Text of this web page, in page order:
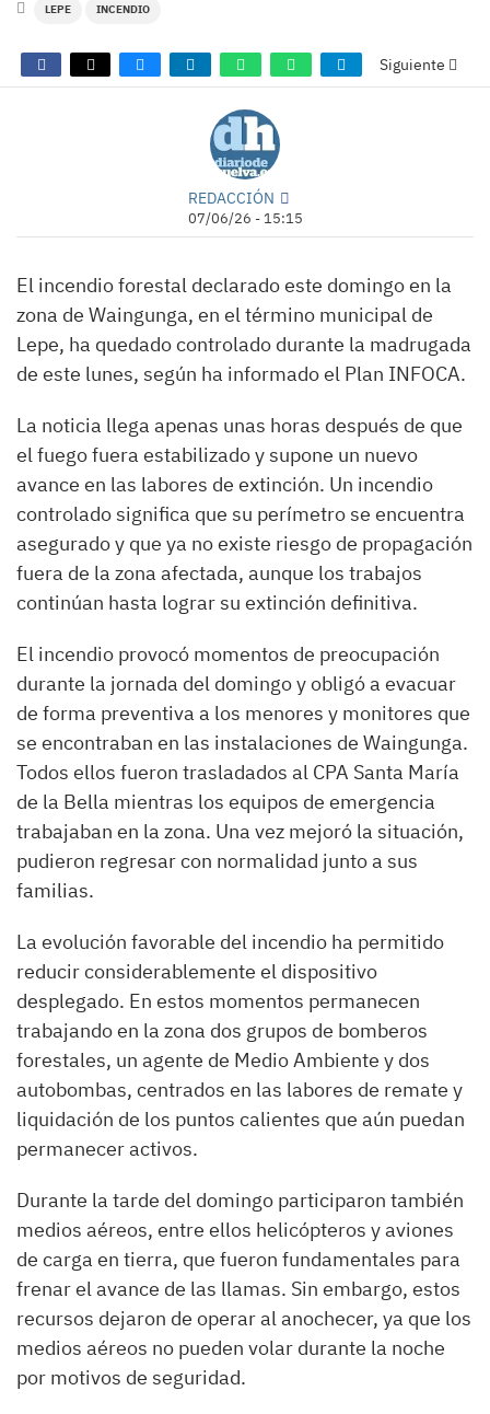
LEPE INCENDIO
Siguiente
REDACCIÓN
07/06/26 - 15:15
El incendio forestal declarado este domingo en la
zona de Waingunga, en el término municipal de
Lepe, ha quedado controlado durante la madrugada
de este lunes, según ha informado el Plan INFOCA.
La noticia llega apenas unas horas después de que
el fuego fuera estabilizado y supone un nuevo
avance en las labores de extinción. Un incendio
controlado significa que su perímetro se encuentra
asegurado y que ya no existe riesgo de propagación
fuera de la zona afectada, aunque los trabajos
continúan hasta lograr su extinción definitiva.
El incendio provocó momentos de preocupación
durante la jornada del domingo y obligó a evacuar
de forma preventiva a los menores y monitores que
se encontraban en las instalaciones de Waingunga.
Todos ellos fueron trasladados al CPA Santa María
de la Bella mientras los equipos de emergencia
trabajaban en la zona. Una vez mejoró la situación,
pudieron regresar con normalidad junto a sus
familias.
La evolución favorable del incendio ha permitido
reducir considerablemente el dispositivo
desplegado. En estos momentos permanecen
trabajando en la zona dos grupos de bomberos
forestales, un agente de Medio Ambiente y dos
autobombas, centrados en las labores de remate y
liquidación de los puntos calientes que aún puedan
permanecer activos.
Durante la tarde del domingo participaron también
medios aéreos, entre ellos helicópteros y aviones
de carga en tierra, que fueron fundamentales para
frenar el avance de las llamas. Sin embargo, estos
recursos dejaron de operar al anochecer, ya que los
medios aéreos no pueden volar durante la noche
por motivos de seguridad.